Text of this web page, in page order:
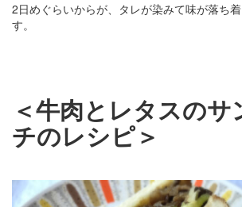
2日めぐらいからが、タレが染みて味が落ち
す。
＜牛肉とレタスのサ
チのレシピ＞